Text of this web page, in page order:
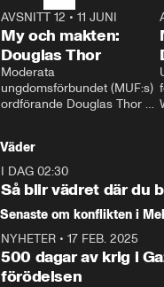
26:27
AVSNITT 12 • 11 JUNI
My och makten:
Douglas Thor
Moderata
ungdomsförbundet (MUF:s)
ordförande Douglas Thor
tonårsutvisningarna och hur
Moderaterna ska locka
väljare till valet i höst.
Väder
I DAG 02:30
Så blir vädret där du
Senaste om konflikten i
NYHETER • 17 FEB. 2025
500 dagar av krig i
förödelsen